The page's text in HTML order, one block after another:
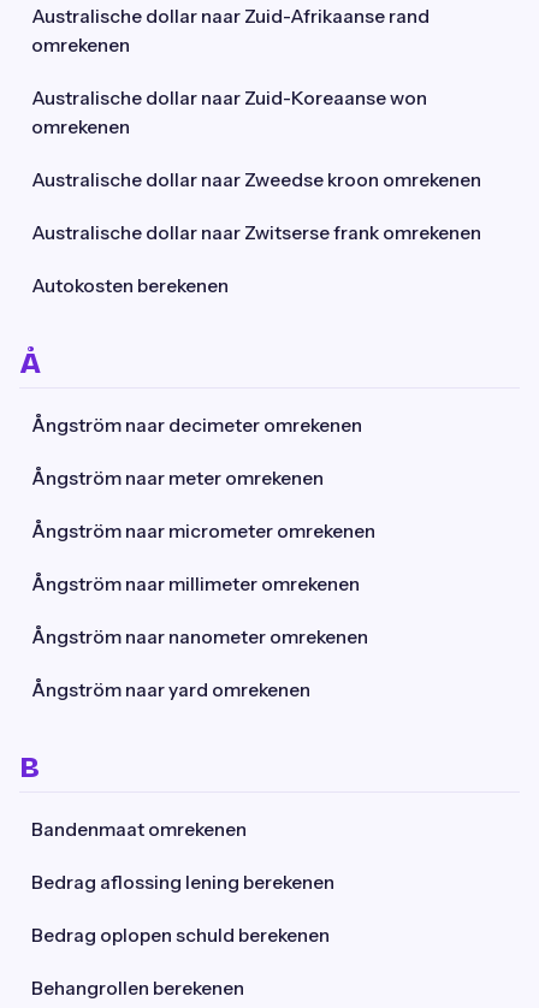
Australische dollar naar Zuid-Afrikaanse rand
omrekenen
Australische dollar naar Zuid-Koreaanse won
omrekenen
Australische dollar naar Zweedse kroon omrekenen
Australische dollar naar Zwitserse frank omrekenen
Autokosten berekenen
Å
Ångström naar decimeter omrekenen
Ångström naar meter omrekenen
Ångström naar micrometer omrekenen
Ångström naar millimeter omrekenen
Ångström naar nanometer omrekenen
Ångström naar yard omrekenen
B
Bandenmaat omrekenen
Bedrag aflossing lening berekenen
Bedrag oplopen schuld berekenen
Behangrollen berekenen